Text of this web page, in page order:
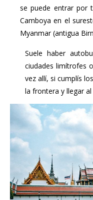
se puede entrar por
Camboya en el
Myanmar (antigua
Suele haber
ciudades limítrofes
vez allí, si cumplís
la frontera y llegar